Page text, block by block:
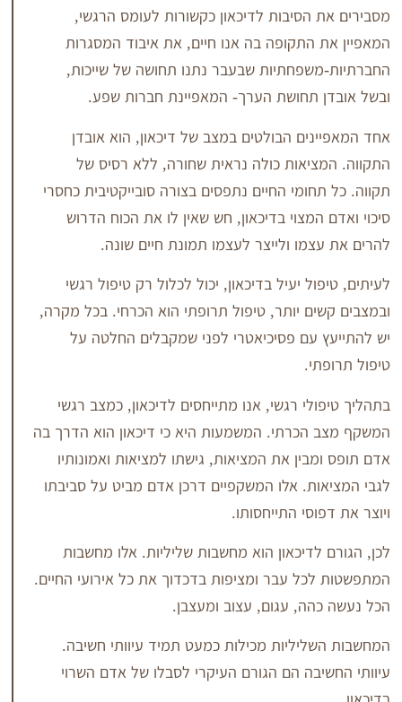
לדיכאון כקשורות לעומס הרגשי,
בה אנו חיים, את איבוד המסגרות
שבעבר נתנו תחושה של שייכות,
תחושת הערך- המאפיינת חברות שפע.
הבולטים במצב של דיכאון, הוא אובדן
כולה נראית שחורה, ללא רסיס של
החיים נתפסים בצורה סובייקטיבית כחסרי
בדיכאון, חש שאין לו את הכוח הדרוש
ולייצר לעצמו תמונת חיים שונה.
יעיל בדיכאון, יכול לכלול רק טיפול רגשי
יותר, טיפול תרופתי הוא הכרחי. בכל מקרה,
פסיכיאטרי לפני שמקבלים החלטה על
רגשי, אנו מתייחסים לדיכאון, כמצב רגשי
המשמעות היא כי דיכאון הוא הדרך בה
את המציאות, גישתו למציאות ואמונותיו
אלו המשקפיים דרכן אדם מביט על סביבתו
התייחסותו.
הוא מחשבות שליליות. אלו מחשבות
עבר ומציפות בדכדוך את כל אירועי החיים.
עגום, עצוב ומעצבן.
מכילות כמעט תמיד עיוותי חשיבה.
הם הגורם העיקרי לסבלו של אדם השרוי